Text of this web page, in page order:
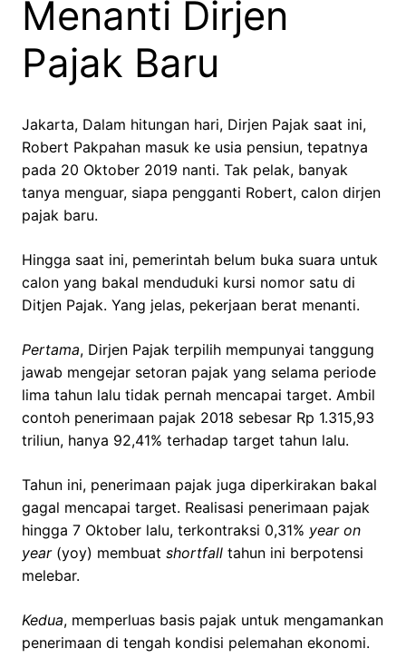
Menanti Dirjen
Pajak Baru
Jakarta, Dalam hitungan hari, Dirjen Pajak saat ini,
Robert Pakpahan masuk ke usia pensiun, tepatnya
pada 20 Oktober 2019 nanti. Tak pelak, banyak
tanya menguar, siapa pengganti Robert, calon dirjen
pajak baru.
Hingga saat ini, pemerintah belum buka suara untuk
calon yang bakal menduduki kursi nomor satu di
Ditjen Pajak. Yang jelas, pekerjaan berat menanti.
Pertama, Dirjen Pajak terpilih mempunyai tanggung
jawab mengejar setoran pajak yang selama periode
lima tahun lalu tidak pernah mencapai target. Ambil
contoh penerimaan pajak 2018 sebesar Rp 1.315,93
triliun, hanya 92,41% terhadap target tahun lalu.
Tahun ini, penerimaan pajak juga diperkirakan bakal
gagal mencapai target. Realisasi penerimaan pajak
hingga 7 Oktober lalu, terkontraksi 0,31% year on
year(yoy) membuat shortfall tahun ini berpotensi
melebar.
Kedua, memperluas basis pajak untuk mengamankan
penerimaan di tengah kondisi pelemahan ekonomi.